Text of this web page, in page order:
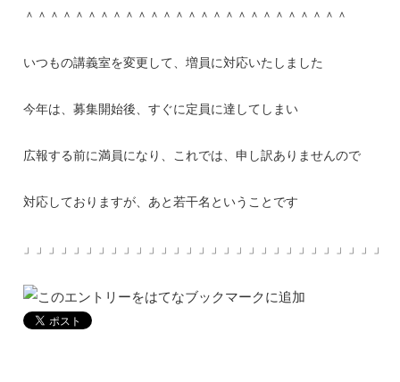
＾＾＾＾＾＾＾＾＾＾＾＾＾＾＾＾＾＾＾＾＾＾＾＾＾＾
いつもの講義室を変更して、増員に対応いたしました
今年は、募集開始後、すぐに定員に達してしまい
広報する前に満員になり、これでは、申し訳ありませんので
対応しておりますが、あと若干名ということです
」」」」」」」」」」」」」」」」」」」」」」」」」」」」」